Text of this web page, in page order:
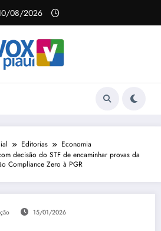
08/2026
Editorias
Economia
decisão do STF de encaminhar provas da
Compliance Zero à PGR
15/01/2026